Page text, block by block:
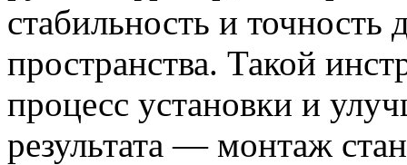
стабильность и точность
пространства. Такой
процесс установки и
результата — монтаж